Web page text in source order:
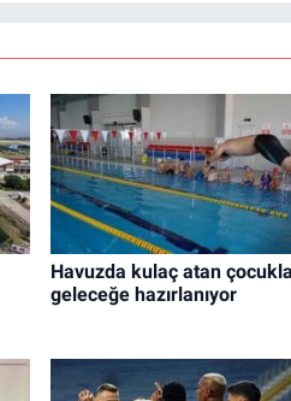
Havuzda kulaç atan
geleceğe hazırlanıyor